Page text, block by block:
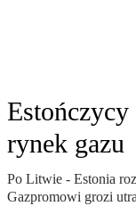
rynek gazu
Po Litwie - Estonia
Gazpromowi grozi